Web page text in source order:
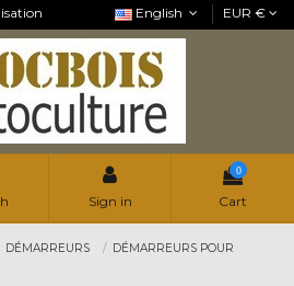
English EUR €
Sign in
0
Cart
DÉMARREURS
DÉMARREURS POUR